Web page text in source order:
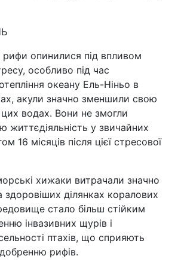
рифи опинилися під впливом
особливо під час
океану Ель-Ніньо в
акули значно зменшили свою
цих водах. Вони не змогли
життєдіяльність у звичайних
16 місяців після цієї стресової
хижаки витрачали значно
здоровіших ділянках коралових
стало більш стійким
інвазивних щурів і
птахів, що сприяють
рифів.